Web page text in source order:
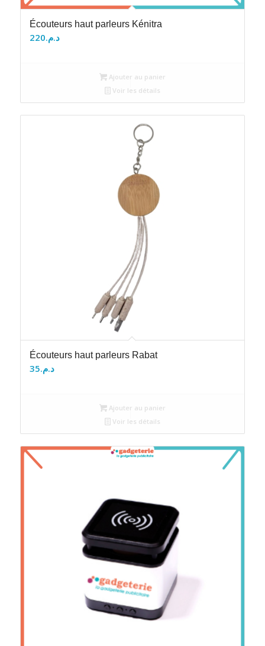
Écouteurs haut parleurs Kénitra
د.م.220
Ajouter au panier
Voir les détails
Écouteurs haut parleurs Rabat
د.م.35
Ajouter au panier
Voir les détails